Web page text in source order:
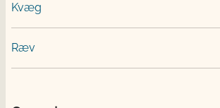
Kvæg
Ræv